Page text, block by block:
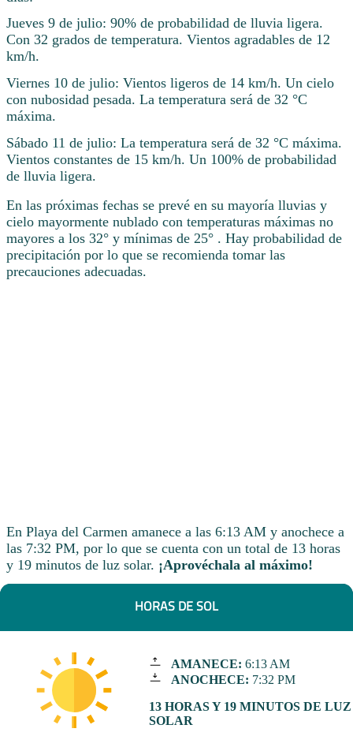
Jueves 9 de julio: 90% de probabilidad de lluvia ligera.
Con 32 grados de temperatura. Vientos agradables de 12
km/h.
Viernes 10 de julio: Vientos ligeros de 14 km/h. Un cielo
con nubosidad pesada. La temperatura será de 32 °C
máxima.
Sábado 11 de julio: La temperatura será de 32 °C máxima.
Vientos constantes de 15 km/h. Un 100% de probabilidad
de lluvia ligera.
En las próximas fechas se prevé en su mayoría lluvias y
cielo mayormente nublado con temperaturas máximas no
mayores a los 32° y mínimas de 25° . Hay probabilidad de
precipitación por lo que se recomienda tomar las
precauciones adecuadas.
En Playa del Carmen amanece a las 6:13 AM y anochece a
las 7:32 PM, por lo que se cuenta con un total de 13 horas
y 19 minutos de luz solar. ¡Aprovéchala al máximo!
HORAS DE SOL
AMANECE: 6:13 AM
ANOCHECE: 7:32 PM
13 HORAS Y 19 MINUTOS DE LUZ
SOLAR